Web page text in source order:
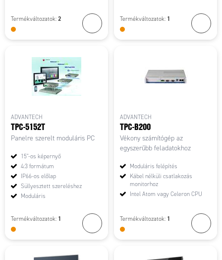
Termékváltozatok: 2 Termékváltozatok: 1
ADVANTECH
TPC-5152T
Panelre szerelt moduláris PC
15"-os képernyő
4:3 formátum
IP66-os előlap
Süllyesztett szereléshez
Moduláris
Termékváltozatok: 1
ADVANTECH
TPC-B200
Vékony számítógép az
egyszerűbb feladatokhoz
Moduláris felépítés
Kábel nélküli csatlakozás
monitorhoz
Intel Atom vagy Celeron CPU
Termékváltozatok: 1